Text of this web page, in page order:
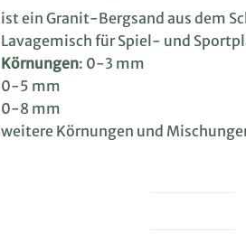
ist ein Granit-Bergsand aus dem
Lavagemisch für Spiel- und
Körnungen: 0-3 mm
0-5 mm
0-8 mm
weitere Körnungen und